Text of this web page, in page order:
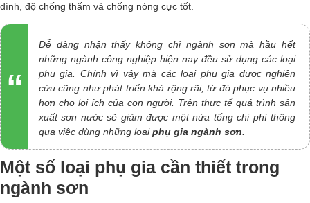
dính, độ chống thấm và chống nóng cực tốt.
Dễ dàng nhận thấy không chỉ ngành sơn mà hầu hết
những ngành công nghiệp hiện nay đều sử dụng các loại
phụ gia. Chính vì vậy mà các loại phụ gia được nghiên
cứu cũng như phát triển khá rộng rãi, từ đó phục vụ nhiều
hơn cho lợi ích của con người. Trên thực tế quá trình sản
xuất sơn nước sẽ giảm được một nửa tổng chi phí thông
qua việc dùng những loạiphụ gia ngành sơn
Một số loại phụ gia cần thiết trong
ngành sơn